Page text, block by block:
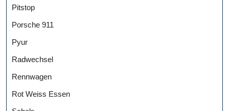
Pitstop
Porsche 911
Pyur
Radwechsel
Rennwagen
Rot Weiss Essen